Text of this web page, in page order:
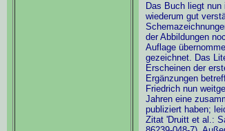
Das Buch liegt
wiederum gut
der Abbildungen
Auflage
gezeichnet. Das
Erscheinen der
Ergänzungen
Friedrich nun
Jahren eine
publiziert haben;
Zitat 'Druitt et al.: